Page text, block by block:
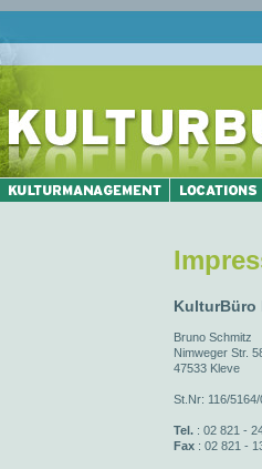
KulturBüro
Bruno Schmitz
Nimweger Str.
47533 Kleve
St.Nr: 116/
Tel. : 02 821 -
Fax : 02 821 -